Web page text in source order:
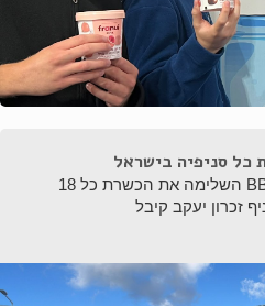
כל סניפיה בישראל
רשת Moses Shop מקבוצת BBB השלימה את הכשרת כל 18
זכרון יעקב קיבל